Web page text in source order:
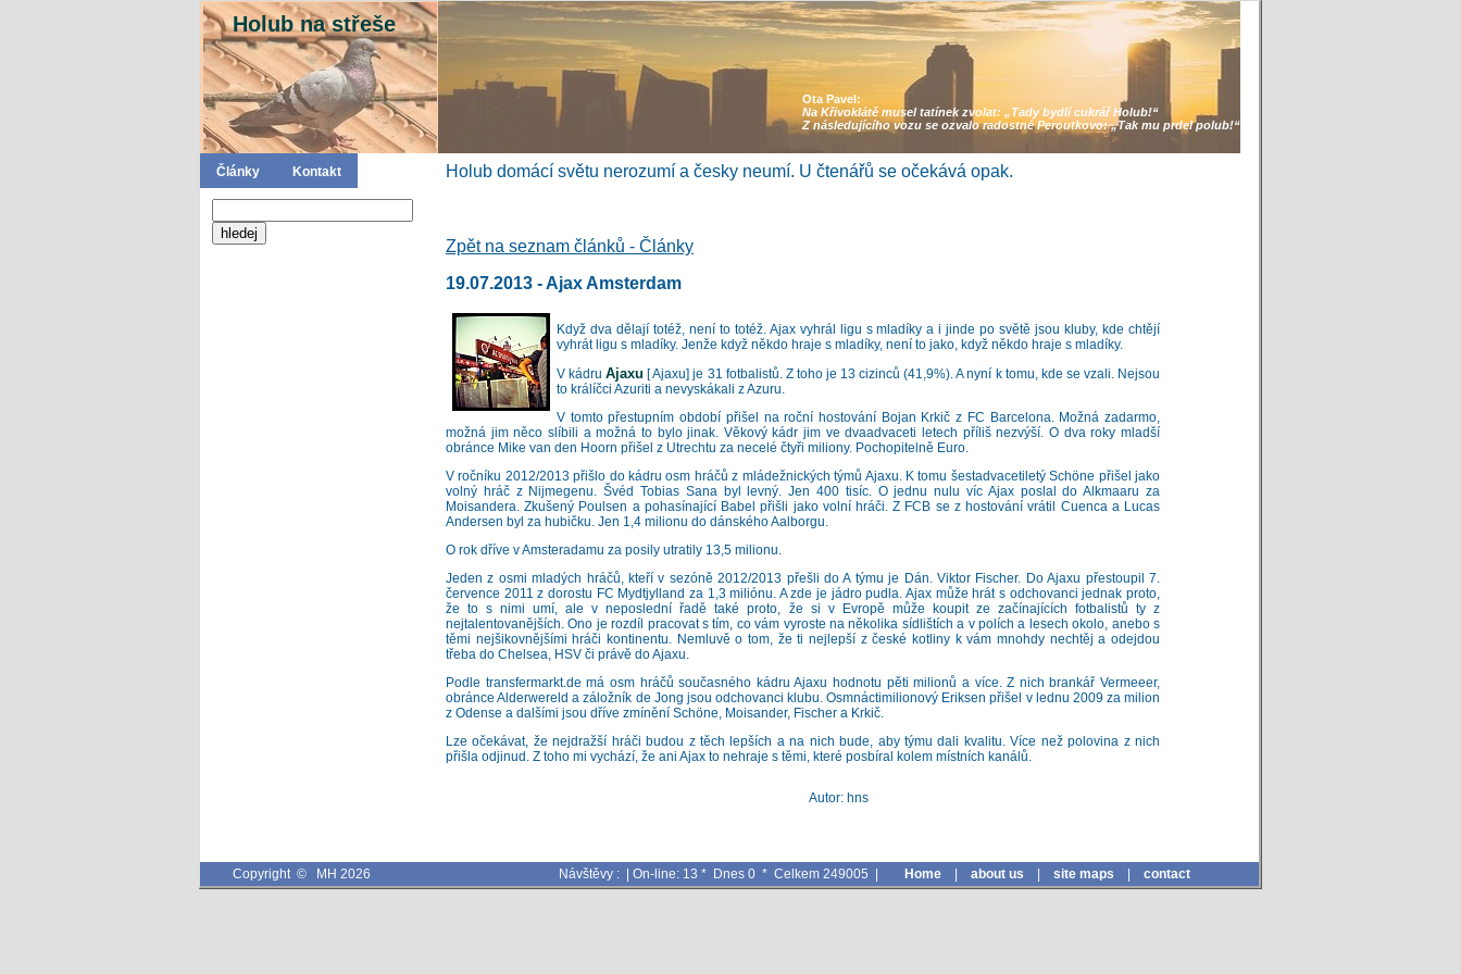
Holub na střeše
Ota Pavel:
Na Křivoklátě musel tatínek zvolat: „Tady bydlí cukrář Holub!“
Z následujícího vozu se ozvalo radostné Peroutkovo:„Tak mu prdel polub!“
Články Kontakt Holub domácí světu nerozumí a česky neumí. U čtenářů se očekává opak.
Zpět na seznam článků - Články
19.07.2013 - Ajax Amsterdam
Když dva dělají totéž, není to totéž. Ajax vyhrál ligu s mladíky a i jinde po světě jsou kluby, kde chtějí
vyhrát ligu s mladíky. Jenže když někdo hraje s mladíky, není to jako, když někdo hraje s mladíky.
V kádruAjaxu [ Ajaxu] je 31 fotbalistů. Z toho je 13 cizinců (41,9%). A nyní k tomu, kde se vzali. Nejsou
to králíčci Azuriti a nevyskákali z Azuru.
V tomto přestupním období přišel na roční hostování Bojan Krkič z FC Barcelona. Možná zadarmo,
možná jim něco slíbili a možná to bylo jinak. Věkový kádr jim ve dvaadvaceti letech příliš nezvýší. O dva roky mladší
obránce Mike van den Hoorn přišel z Utrechtu za necelé čtyři miliony. Pochopitelně Euro.
V ročníku 2012/2013 přišlo do kádru osm hráčů z mládežnických týmů Ajaxu. K tomu šestadvacetiletý Schöne přišel jako
volný hráč z Nijmegenu. Švéd Tobias Sana byl levný. Jen 400 tisíc. O jednu nulu víc Ajax poslal do Alkmaaru za
Moisandera. Zkušený Poulsen a pohasínající Babel přišli jako volní hráči. Z FCB se z hostování vrátil Cuenca a Lucas
Andersen byl za hubičku. Jen 1,4 milionu do dánského Aalborgu.
O rok dříve v Amsteradamu za posily utratily 13,5 milionu.
Jeden z osmi mladých hráčů, kteří v sezóně 2012/2013 přešli do A týmu je Dán. Viktor Fischer. Do Ajaxu přestoupil 7.
července 2011 z dorostu FC Mydtjylland za 1,3 miliónu. A zde je jádro pudla. Ajax může hrát s odchovanci jednak proto,
že to s nimi umí, ale v neposlední řadě také proto, že si v Evropě může koupit ze začínajících fotbalistů ty z
nejtalentovanějších. Ono je rozdíl pracovat s tím, co vám vyroste na několika sídlištích a v polích a lesech okolo, anebo s
těmi nejšikovnějšími hráči kontinentu. Nemluvě o tom, že ti nejlepší z české kotliny k vám mnohdy nechtěj a odejdou
třeba do Chelsea, HSV či právě do Ajaxu.
Podle transfermarkt.de má osm hráčů současného kádru Ajaxu hodnotu pěti milionů a více. Z nich brankář Vermeeer,
obránce Alderwereld a záložník de Jong jsou odchovanci klubu. Osmnáctimilionový Eriksen přišel v lednu 2009 za milion
z Odense a dalšími jsou dříve zmínění Schöne, Moisander, Fischer a Krkič.
Lze očekávat, že nejdražší hráči budou z těch lepších a na nich bude, aby týmu dali kvalitu. Více než polovina z nich
přišla odjinud. Z toho mi vychází, že ani Ajax to nehraje s těmi, které posbíral kolem místních kanálů.
Autor: hns
Copyright © MH 2026 Návštěvy : | On-line: 13 * Dnes 0 * Celkem 249005 | Home about us site maps contact